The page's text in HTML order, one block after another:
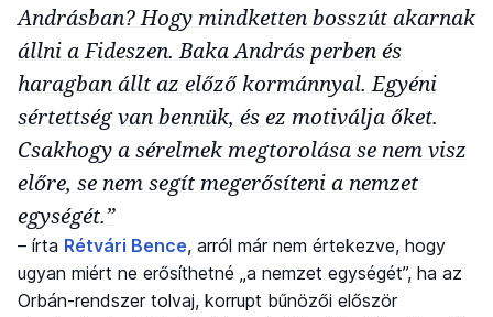
Andrásban? Hogy mindketten bosszút akarnak
állni a Fideszen. Baka András perben és
haragban állt az előző kormánnyal. Egyéni
sértettség van bennük, és ez motiválja őket.
Csakhogy a sérelmek megtorolása se nem visz
előre, se nem segít megerősíteni a nemzet
egységét.”
– írta Rétvári Bence, arról már nem értekezve, hogy
ugyan miért ne erősíthetné „a nemzet egységét”, ha az
Orbán-rendszer tolvaj, korrupt bűnözői először